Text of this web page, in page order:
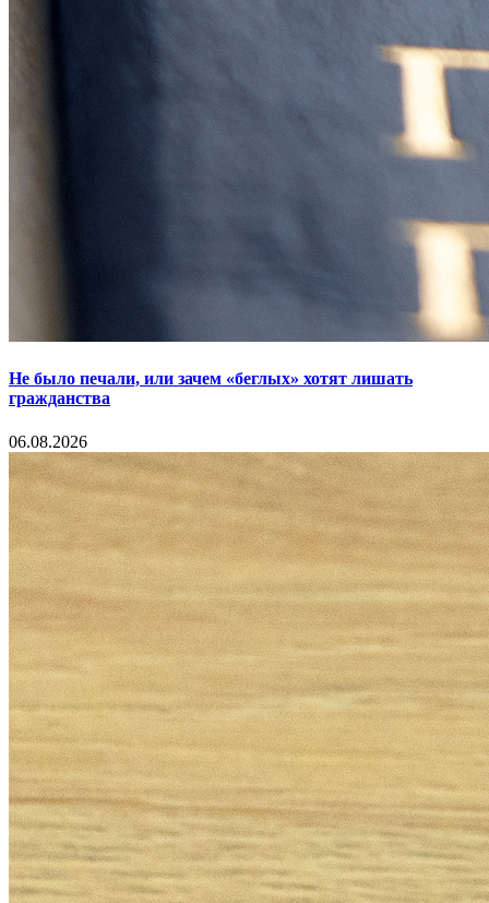
Не было печали, или зачем «беглых» хотят лишать
гражданства
06.08.2026